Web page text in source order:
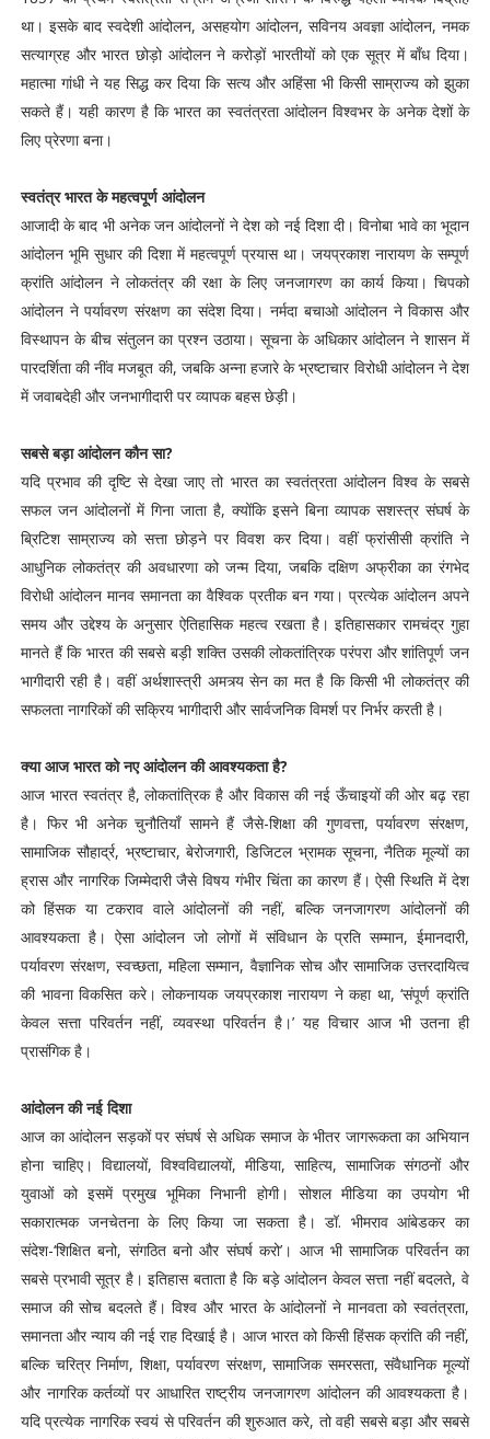
था। इसके बाद स्वदेशी आंदोलन, असहयोग आंदोलन, सविनय अवज्ञा आंदोलन, नमक
सत्याग्रह और भारत छोड़ो आंदोलन ने करोड़ों भारतीयों को एक सूत्र में बाँध दिया।
महात्मा गांधी ने यह सिद्ध कर दिया कि सत्य और अहिंसा भी किसी साम्राज्य को झुका
सकते हैं। यही कारण है कि भारत का स्वतंत्रता आंदोलन विश्वभर के अनेक देशों के
लिए प्रेरणा बना।
स्वतंत्र भारत के महत्वपूर्ण आंदोलन
आजादी के बाद भी अनेक जन आंदोलनों ने देश को नई दिशा दी। विनोबा भावे का भूदान
आंदोलन भूमि सुधार की दिशा में महत्वपूर्ण प्रयास था। जयप्रकाश नारायण के सम्पूर्ण
क्रांति आंदोलन ने लोकतंत्र की रक्षा के लिए जनजागरण का कार्य किया। चिपको
आंदोलन ने पर्यावरण संरक्षण का संदेश दिया। नर्मदा बचाओ आंदोलन ने विकास और
विस्थापन के बीच संतुलन का प्रश्न उठाया। सूचना के अधिकार आंदोलन ने शासन में
पारदर्शिता की नींव मजबूत की, जबकि अन्ना हजारे के भ्रष्टाचार विरोधी आंदोलन ने देश
में जवाबदेही और जनभागीदारी पर व्यापक बहस छेड़ी।
सबसे बड़ा आंदोलन कौन सा?
यदि प्रभाव की दृष्टि से देखा जाए तो भारत का स्वतंत्रता आंदोलन विश्व के सबसे
सफल जन आंदोलनों में गिना जाता है, क्योंकि इसने बिना व्यापक सशस्त्र संघर्ष के
ब्रिटिश साम्राज्य को सत्ता छोड़ने पर विवश कर दिया। वहीं फ्रांसीसी क्रांति ने
आधुनिक लोकतंत्र की अवधारणा को जन्म दिया, जबकि दक्षिण अफ्रीका का रंगभेद
विरोधी आंदोलन मानव समानता का वैश्विक प्रतीक बन गया। प्रत्येक आंदोलन अपने
समय और उद्देश्य के अनुसार ऐतिहासिक महत्व रखता है। इतिहासकार रामचंद्र गुहा
मानते हैं कि भारत की सबसे बड़ी शक्ति उसकी लोकतांत्रिक परंपरा और शांतिपूर्ण जन
भागीदारी रही है। वहीं अर्थशास्त्री अमत्र्य सेन का मत है कि किसी भी लोकतंत्र की
सफलता नागरिकों की सक्रिय भागीदारी और सार्वजनिक विमर्श पर निर्भर करती है।
क्या आज भारत को नए आंदोलन की आवश्यकता है?
आज भारत स्वतंत्र है, लोकतांत्रिक है और विकास की नई ऊँचाइयों की ओर बढ़ रहा
है। फिर भी अनेक चुनौतियाँ सामने हैं जैसे-शिक्षा की गुणवत्ता, पर्यावरण संरक्षण,
सामाजिक सौहार्द्र, भ्रष्टाचार, बेरोजगारी, डिजिटल भ्रामक सूचना, नैतिक मूल्यों का
ह्रास और नागरिक जिम्मेदारी जैसे विषय गंभीर चिंता का कारण हैं। ऐसी स्थिति में देश
को हिंसक या टकराव वाले आंदोलनों की नहीं, बल्कि जनजागरण आंदोलनों की
आवश्यकता है। ऐसा आंदोलन जो लोगों में संविधान के प्रति सम्मान, ईमानदारी,
पर्यावरण संरक्षण, स्वच्छता, महिला सम्मान, वैज्ञानिक सोच और सामाजिक उत्तरदायित्व
की भावना विकसित करे। लोकनायक जयप्रकाश नारायण ने कहा था, ‘संपूर्ण क्रांति
केवल सत्ता परिवर्तन नहीं, व्यवस्था परिवर्तन है।’ यह विचार आज भी उतना ही
प्रासंगिक है।
आंदोलन की नई दिशा
आज का आंदोलन सड़कों पर संघर्ष से अधिक समाज के भीतर जागरूकता का अभियान
होना चाहिए। विद्यालयों, विश्वविद्यालयों, मीडिया, साहित्य, सामाजिक संगठनों और
युवाओं को इसमें प्रमुख भूमिका निभानी होगी। सोशल मीडिया का उपयोग भी
सकारात्मक जनचेतना के लिए किया जा सकता है। डॉ. भीमराव आंबेडकर का
संदेश-‘शिक्षित बनो, संगठित बनो और संघर्ष करो’। आज भी सामाजिक परिवर्तन का
सबसे प्रभावी सूत्र है। इतिहास बताता है कि बड़े आंदोलन केवल सत्ता नहीं बदलते, वे
समाज की सोच बदलते हैं। विश्व और भारत के आंदोलनों ने मानवता को स्वतंत्रता,
समानता और न्याय की नई राह दिखाई है। आज भारत को किसी हिंसक क्रांति की नहीं,
बल्कि चरित्र निर्माण, शिक्षा, पर्यावरण संरक्षण, सामाजिक समरसता, संवैधानिक मूल्यों
और नागरिक कर्तव्यों पर आधारित राष्ट्रीय जनजागरण आंदोलन की आवश्यकता है।
यदि प्रत्येक नागरिक स्वयं से परिवर्तन की शुरुआत करे, तो वही सबसे बड़ा और सबसे